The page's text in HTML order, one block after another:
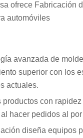
ofrece Fabricación
automóviles
avanzada de
superior con los
actuales.
productos con
hacer pedidos al por
diseña equipos